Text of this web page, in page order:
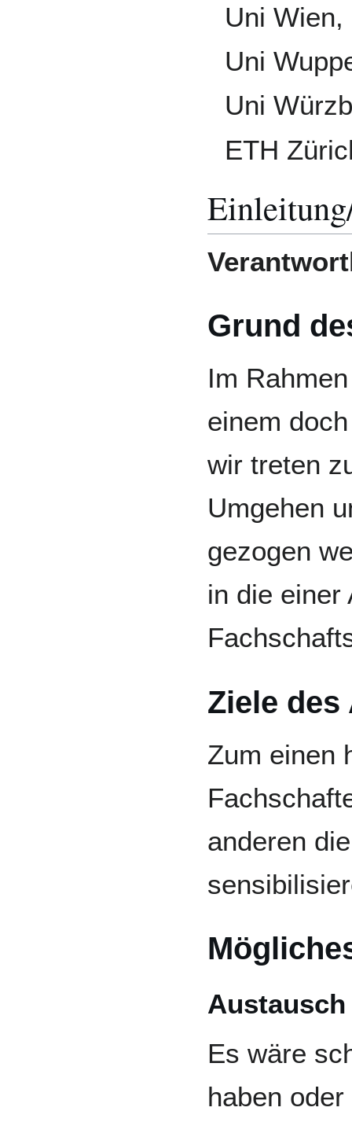
Uni Wien,
Uni
Uni
ETH
Grund
Im
einem
wir treten
Umgehen
gezogen
in die einer
Ziele des
Zum einen
anderen
Austausch
Es wäre
haben